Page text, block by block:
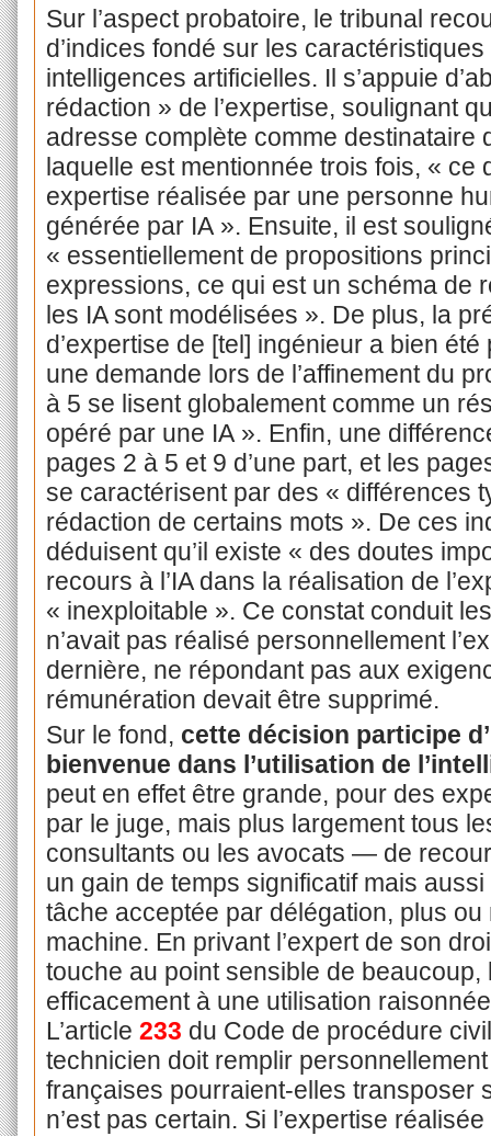
Sur l’aspect probatoire, le tribunal
d’indices fondé sur les
intelligences artificielles. Il s’appuie
rédaction » de l’expertise, soulignant
adresse complète comme destinataire
laquelle est mentionnée trois fois, « ce
expertise réalisée par une personne
générée par IA ». Ensuite, il est
« essentiellement de propositions
expressions, ce qui est un schéma de
les IA sont modélisées ». De plus, la
d’expertise de [tel] ingénieur a bien
une demande lors de l’affinement du
à 5 se lisent globalement comme un
opéré par une IA ». Enfin, une
pages 2 à 5 et 9 d’une part, et les
se caractérisent par des « différences
rédaction de certains mots ». De ces
déduisent qu’il existe « des doutes
recours à l’IA dans la réalisation de
« inexploitable ». Ce constat conduit
n’avait pas réalisé personnellement
dernière, ne répondant pas aux
rémunération devait être supprimé.
Sur le fond, cette décision participe
bienvenue dans l’utilisation de
peut en effet être grande, pour des
par le juge, mais plus largement tous
consultants ou les avocats — de
un gain de temps significatif mais
tâche acceptée par délégation, plus
machine. En privant l’expert de son
touche au point sensible de
efficacement à une utilisation
L’article 233 du Code de procédure
technicien doit remplir
françaises pourraient-elles transposer
n’est pas certain. Si l’expertise